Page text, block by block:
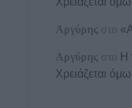
Αργύρης στο
Αργύρης στο Η
Χρειάζεται